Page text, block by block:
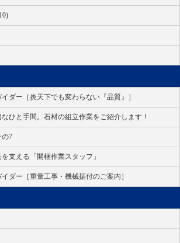
ダー［炎天下でも変わらない『品質』］
ひと手間。石材の組立作業をご紹介します！
7
支える「開梱作業スタッフ」
ダー［重量工事・機械据付のご案内］